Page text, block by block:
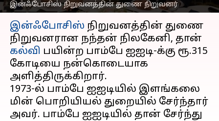
இன்ஃபோசிஸ் நிறுவனத்தின் துணை நிறுவனர்
செய்தி முன்னோட்டம்
இன்ஃபோசிஸ் நிறுவனத்தின் துணை
நிறுவனரான நந்தன் நிலகேனி, தான்
கல்வி பயின்ற பாம்பே ஐஐடி-க்கு ரூ.315
கோடியை நன்கொடையாக
அளித்திருக்கிறார்.
1973-ல் பாம்பே ஐஐடியில் இளங்கலை
மின் பொறியியல் துறையில் சேர்ந்தார்
அவர். பாம்பே ஐஐடியில் தான் சேர்ந்து